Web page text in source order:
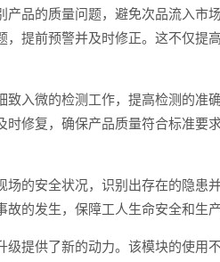
品的质量问题，避免次品流入市
提前预警并及时修正。这不仅提
入微的检测工作，提高检测的准
修复，确保产品质量符合标准要
的安全状况，识别出存在的隐患
的发生，保障工人生命安全和生
提供了新的动力。该模块的使用